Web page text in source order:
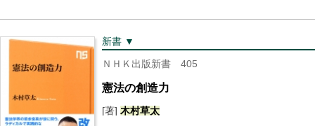
新書 ▼
ＮＨＫ出版新書 405
憲法の創造力
[著] 木村草太